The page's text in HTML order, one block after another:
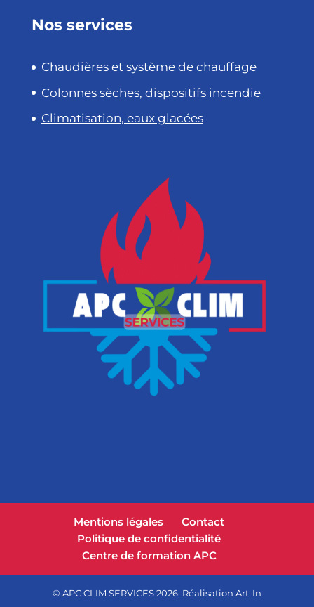
Nos services
Chaudières et système de chauffage
Colonnes sèches, dispositifs incendie
Climatisation, eaux glacées
Mentions légales
Contact
Politique de confidentialité
Centre de formation APC
© APC CLIM SERVICES 2026. Réalisation Art-In